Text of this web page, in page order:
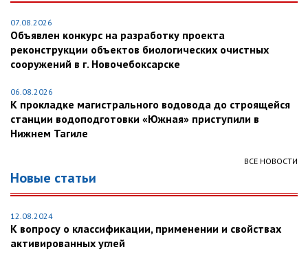
07.08.2026
Объявлен конкурс на разработку проекта
реконструкции объектов биологических очистных
сооружений в г. Новочебоксарске
06.08.2026
К прокладке магистрального водовода до строящейся
станции водоподготовки «Южная» приступили в
Нижнем Тагиле
ВСЕ НОВОСТИ
Новые статьи
12.08.2024
К вопросу о классификации, применении и свойствах
активированных углей